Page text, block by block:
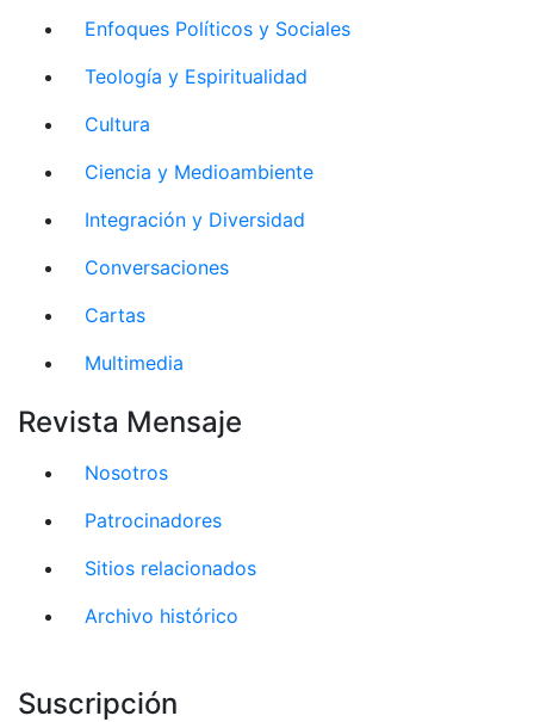
Enfoques Políticos y Sociales
Teología y Espiritualidad
Cultura
Ciencia y Medioambiente
Integración y Diversidad
Conversaciones
Cartas
Multimedia
Revista Mensaje
Nosotros
Patrocinadores
Sitios relacionados
Archivo histórico
Suscripción